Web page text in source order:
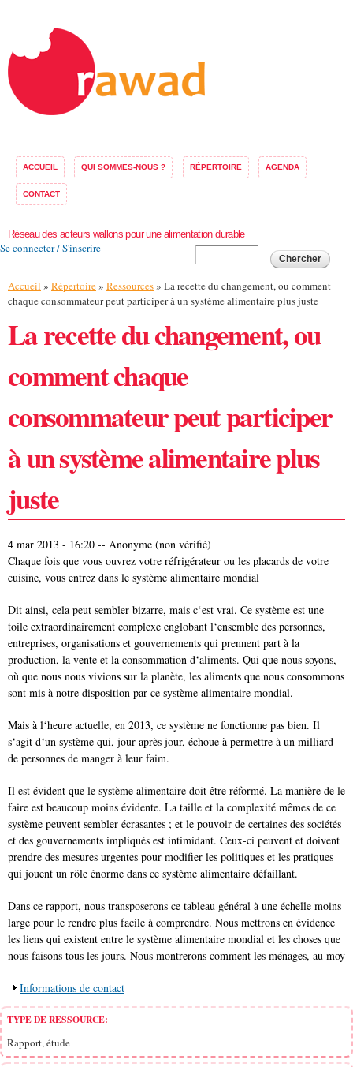
ACCUEIL QUI SOMMES-NOUS ? RÉPERTOIRE AGENDA
CONTACT
Réseau des acteurs wallons pour une alimentation durable
Formulaire de
recherche
Chercher
Se connecter / S'inscrire
Vous êtes ici
Accueil » Répertoire» Ressources» La recette du changement, ou comment
chaque consommateur peut participer à un système alimentaire plus juste
La recette du changement, ou
comment chaque
consommateur peut participer
à un système alimentaire plus
juste
4 mar 2013 - 16:20 -- Anonyme (non vérifié)
Chaque fois que vous ouvrez votre réfrigérateur ou les placards de votre
cuisine, vous entrez dans le système alimentaire mondial
Dit ainsi, cela peut sembler bizarre, mais c‘est vrai. Ce système est une
toile extraordinairement complexe englobant l‘ensemble des personnes,
entreprises, organisations et gouvernements qui prennent part à la
production, la vente et la consommation d‘aliments. Qui que nous soyons,
où que nous nous vivions sur la planète, les aliments que nous consommons
sont mis à notre disposition par ce système alimentaire mondial.
Mais à l‘heure actuelle, en 2013, ce système ne fonctionne pas bien. Il
s‘agit d‘un système qui, jour après jour, échoue à permettre à un milliard
de personnes de manger à leur faim.
Il est évident que le système alimentaire doit être réformé. La manière de le
faire est beaucoup moins évidente. La taille et la complexité mêmes de ce
système peuvent sembler écrasantes ; et le pouvoir de certaines des sociétés
et des gouvernements impliqués est intimidant. Ceux-ci peuvent et doivent
prendre des mesures urgentes pour modifier les politiques et les pratiques
qui jouent un rôle énorme dans ce système alimentaire défaillant.
Dans ce rapport, nous transposerons ce tableau général à une échelle moins
large pour le rendre plus facile à comprendre. Nous mettrons en évidence
les liens qui existent entre le système alimentaire mondial et les choses que
nous faisons tous les jours. Nous montrerons comment les ménages, au moy
Afficher
Informations de contact
TYPE DE RESSOURCE:
Rapport, étude